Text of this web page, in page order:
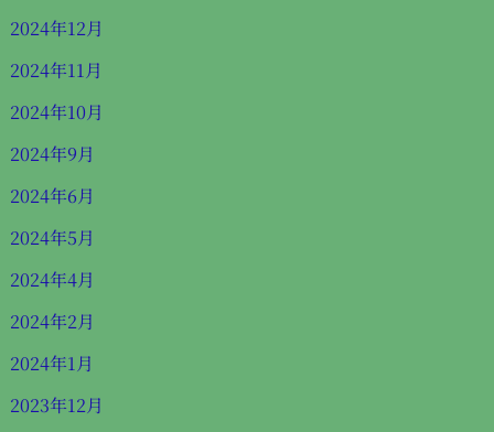
2024年12月
2024年11月
2024年10月
2024年9月
2024年6月
2024年5月
2024年4月
2024年2月
2024年1月
2023年12月